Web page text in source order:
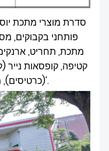
סדרת מוצרי מתכת
פותחני בקבוקים,
מתכת, תחריט,
קטיפה, קופסאות נייר
(כרטיסים), מוצרי מתכת מיוחדים וכו'.